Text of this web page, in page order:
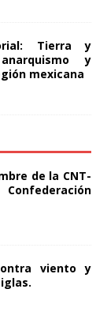
Tierra y
y
mexicana
de la CNT-
viento y